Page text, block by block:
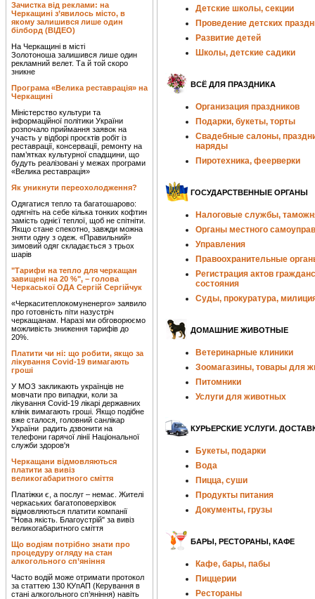
Зачистка від реклами: на
Черкащині з’явилось місто, в
якому залишився лише один
білборд (ВІДЕО)
На Черкащині в місті
Золотоноша залишився лише один
рекламний велет. Та й той скоро
зникне
Програма «Велика реставрація» на
Черкащині
Міністерство культури та
інформаційної політики України
розпочало приймання заявок на
участь у відборі проєктів робіт із
реставрації, консервації, ремонту на
пам’ятках культурної спадщини, що
будуть реалізовані у межах програми
«Велика реставрація»
Як уникнути переохолодження?
Одягатися тепло та багатошарово:
одягніть на себе кілька тонких кофтин
замість однієї теплої, щоб не спітніти.
Якщо стане спекотно, завжди можна
зняти одну з одеж. «Правильний»
зимовий одяг складається з трьох
шарів
"Тарифи на тепло для черкащан
завищені на 20 %", – голова
Черкаської ОДА Сергій Сергійчук
«Черкаситеплокомуненерго» заявило
про готовність піти назустріч
черкащанам. Наразі ми обговорюємо
можливість зниження тарифів до
20%.
Платити чи ні: що робити, якщо за
лікування Covid-19 вимагають
гроші
У МОЗ закликають українців не
мовчати про випадки, коли за
лікування Covid-19 лікарі державних
клінік вимагають гроші. Якщо подібне
вже сталося, головний санлікар
України радить дзвонити на
телефони гарячої лінії Національної
служби здоров'я
Черкащани відмовляються
платити за вивіз
великогабаритного сміття
Платіжки є, а послуг – немає. Жителі
черкаських багатоповерхівок
відмовляються платити компанії
"Нова якість. Благоустрій" за вивіз
великогабаритного сміття
Що водіям потрібно знати про
процедуру огляду на стан
алкогольного сп’яніння
Часто водій може отримати протокол
за статтею 130 КУпАП (Керування в
стані алкогольного сп’яніння) навіть
Детские школы, секции
Проведение детских
Развитие детей
Школы, детские садики
ВСЁ ДЛЯ ПРАЗДНИКА
Организация праздников
Подарки, букеты, торты
Свадебные салоны,
наряды
Пиротехника, феерверки
ГОСУДАРСТВЕННЫЕ ОРГАНЫ
Налоговые службы,
Органы местного
Управления
Правоохранительные
Регистрация актов
состояния
Суды, прокуратура,
ДОМАШНИЕ ЖИВОТНЫЕ
Ветеринарные клиники
Зоомагазины, товары для
Питомники
Услуги для животных
КУРЬЕРСКИЕ УСЛУГИ.
Букеты, подарки
Вода
Пицца, суши
Продукты питания
Документы, грузы
БАРЫ, РЕСТОРАНЫ, КАФЕ
Кафе, бары, пабы
Пиццерии
Рестораны